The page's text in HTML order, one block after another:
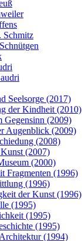
Schmitz
Seelsorge (2017)
der Kindheit (2010)
Gegensinn (2009)
Augenblick (2009)
(2008)
(2007)
(2000)
Fragmenten (1996)
(1996)
der Kunst (1996)
(1995)
(1995)
(1995)
(1994)